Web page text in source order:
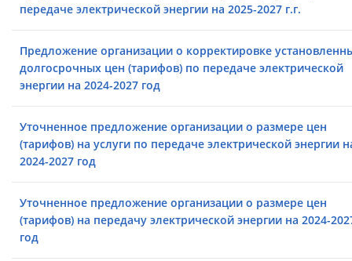
передаче электрической энергии на 2025-2027 г.г.
Предложение организации о корректировке
долгосрочных цен (тарифов) по передаче электрической
энергии на 2024-2027 год
Уточненное предложение организации о размере цен
(тарифов) на услуги по передаче электрической энергии
2024-2027 год
Уточненное предложение организации о размере цен
(тарифов) на передачу электрической энергии на 2024-
год